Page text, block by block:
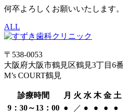
何卒よろしくお願いいたします。
ALL
〒538-0053
大阪府大阪市鶴見区鶴見3丁目6
M’s COURT鶴見
診療時間 月 火 水 木 金 土
9：30～13：00 ● ／ ● ● ● ●